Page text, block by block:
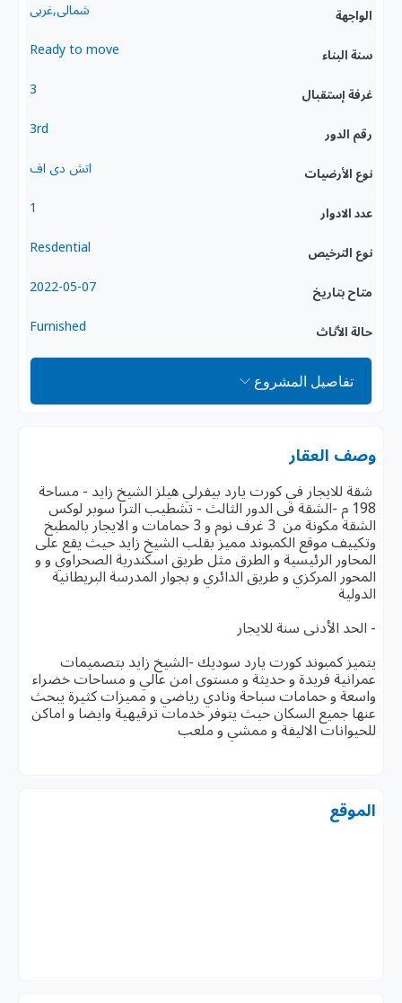
الواجهة شمالى,غربى
سنة البناء Ready to move
غرفة إستقبال 3
رقم الدور 3rd
نوع الأرضيات اتش دى اف
عدد الادوار 1
نوع الترخيص Resdential
متاح بتاريخ 2022-05-07
حالة الأثاث Furnished
تفاصيل المشروع
وصف العقار
شقة للايجار في كورت يارد بيفرلي هيلز الشيخ زايد - مساحة
198 م -الشقة فى الدور الثالث - تشطيب الترا سوبر لوكس
الشقة مكونة من 3 غرف نوم و 3 حمامات و الايجار بالمطبخ
وتكييف موقع الكمبوند مميز بقلب الشيخ زايد حيث يقع على
المحاور الرئيسية و الطرق مثل طريق اسكندرية الصحراوي و و
المحور المركزي و طريق الدائري و بجوار المدرسة البريطانية
الدولية
- الحد الأدنى سنة للايجار
يتميز كمبوند كورت يارد سوديك -الشيخ زايد بتصميمات
عمرانية فريدة و حديثة و مستوى امن عالي و مساحات خضراء
واسعة و حمامات سباحة ونادي رياضي و مميزات كثيرة يبحث
عنها جميع السكان حيث يتوفر خدمات ترقيهية وايضا و اماكن
للحيوانات الاليفة و ممشي و ملعب
الموقع